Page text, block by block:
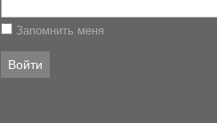
Запомнить меня